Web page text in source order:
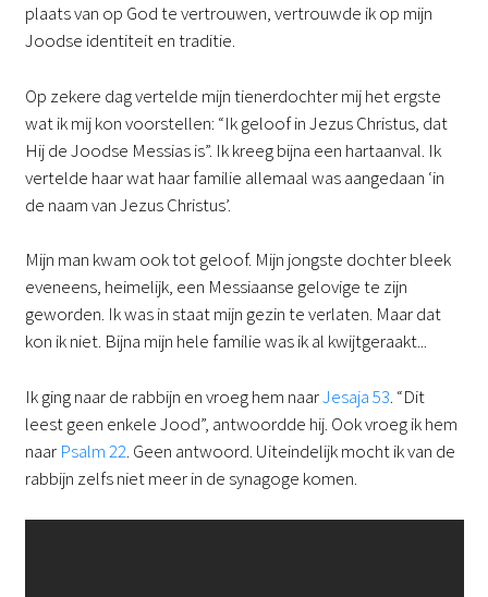
plaats van op God te vertrouwen, vertrouwde ik op mijn
Joodse identiteit en traditie.
Op zekere dag vertelde mijn tienerdochter mij het ergste
wat ik mij kon voorstellen: “Ik geloof in Jezus Christus, dat
Hij de Joodse Messias is”. Ik kreeg bijna een hartaanval. Ik
vertelde haar wat haar familie allemaal was aangedaan ‘in
de naam van Jezus Christus’.
Mijn man kwam ook tot geloof. Mijn jongste dochter bleek
eveneens, heimelijk, een Messiaanse gelovige te zijn
geworden. Ik was in staat mijn gezin te verlaten. Maar dat
kon ik niet. Bijna mijn hele familie was ik al kwijtgeraakt...
Ik ging naar de rabbijn en vroeg hem naarJesaja 53. “Dit
leest geen enkele Jood”, antwoordde hij. Ook vroeg ik hem
naar Psalm 22. Geen antwoord. Uiteindelijk mocht ik van de
rabbijn zelfs niet meer in de synagoge komen.